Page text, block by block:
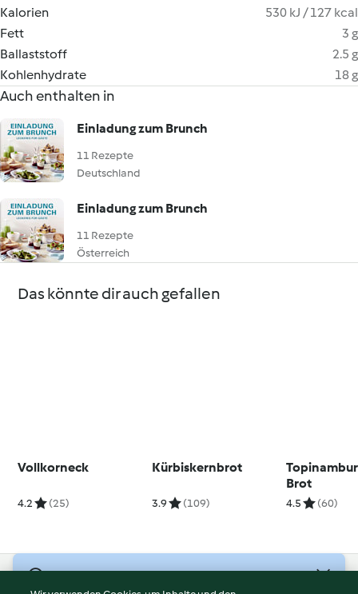
Kalorien
530 kJ / 127 kcal
Fett
3 g
Ballaststoff
2.5 g
Kohlenhydrate
18 g
Auch enthalten in
Einladung zum Brunch
11 Rezepte
Deutschland
Einladung zum Brunch
11 Rezepte
Österreich
Das könnte dir auch gefallen
Vollkorneck
4.2 (25)
Kürbiskernbrot
3.9 (109)
Brot
4.5 (60)